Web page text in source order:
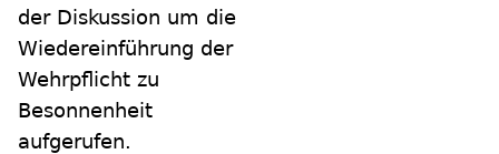
der Diskussion um die
Wiedereinführung der
Wehrpflicht zu
Besonnenheit
aufgerufen.